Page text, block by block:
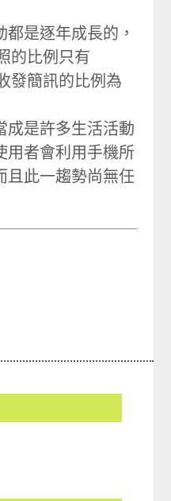
是逐年成長的，
的比例只有
發簡訊的比例為
是許多生活活動
用者會利用手機所
且此一趨勢尚無任